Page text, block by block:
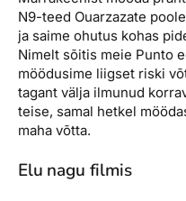
N9-teed Ouarzazate
ja saime ohutus kohas
Nimelt sõitis meie Punto
möödusime liigset riski
tagant välja ilmunud
teise, samal hetkel
maha võtta.
Elu nagu filmis